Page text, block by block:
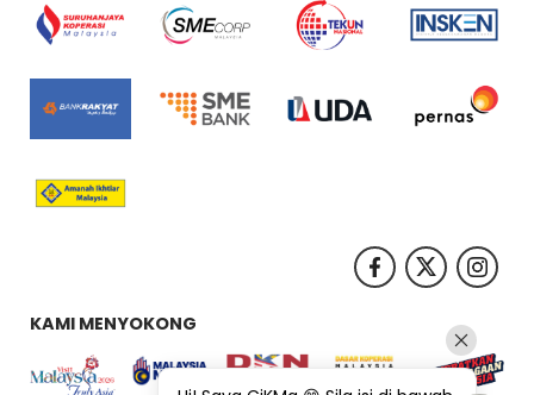
KAMI MENYOKONG